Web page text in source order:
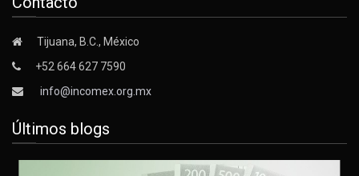
Tijuana, B.C., México
+52 664 627 7590
info@incomex.org.mx
Últimos blogs